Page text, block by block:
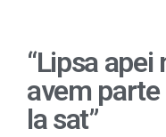
“Lipsa
avem
la sat”